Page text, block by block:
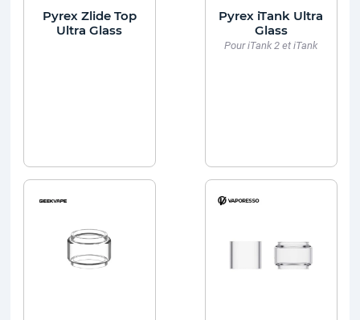
Pyrex Zlide Top
Ultra Glass
Pyrex iTank Ultra
Glass
Pour iTank 2 et iTank